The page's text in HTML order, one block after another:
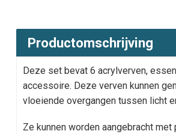
Productomschrijving
Deze set bevat 6 acrylverven,
accessoire. Deze verven kunnen
vloeiende overgangen tussen licht
Ze kunnen worden aangebracht